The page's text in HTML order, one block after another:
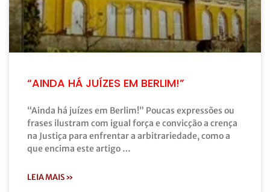
“AINDA HÁ JUÍZES EM BERLIM!”
“Ainda há juízes em Berlim!” Poucas expressões ou
frases ilustram com igual força e convicção a crença
na Justiça para enfrentar a arbitrariedade, como a
que encima este artigo …
LEIA MAIS »